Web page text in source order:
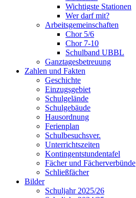
Wichtigste Stationen
Wer darf mit?
Arbeitsgemeinschaften
Chor 5/6
Chor 7-10
Schulband UBBL
Ganztagesbetreuung
Zahlen und Fakten
Geschichte
Einzugsgebiet
Schulgelände
Schulgebäude
Hausordnung
Ferienplan
Schulbesuchsver.
Unterrichtszeiten
Kontingentstundentafel
Fächer und Fächerverbünde
Schließfächer
Bilder
Schuljahr 2025/26